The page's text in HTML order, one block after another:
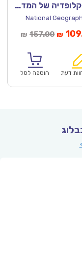
האנציקלופדיה של המדע – נשיונל ג’יאוגרפיק מקורי!
National
₪ 157.00המחיר
₪
דעת הוספה לסל